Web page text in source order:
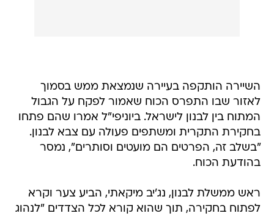
השיירה הותקפה בעיירה שנמצאת ממש בסמוך
לאזור שבו התפרס הכוח שאמור לפקח על הגבול
המתוח בין לבנון לישראל. ביוניפי"ל אמרו שהם פתחו
בחקירת התקרית ומשתפים פעולה עם צבא לבנון.
"בשלב זה, הפרטים הם מועטים וסותרים", נמסר
בהודעת הכוח.
ראש ממשלת לבנון, נג'יב מיקאתי, הביע צער וקרא
לפתוח בחקירה, תוך שהוא קורא לכל הצדדים "לנהוג